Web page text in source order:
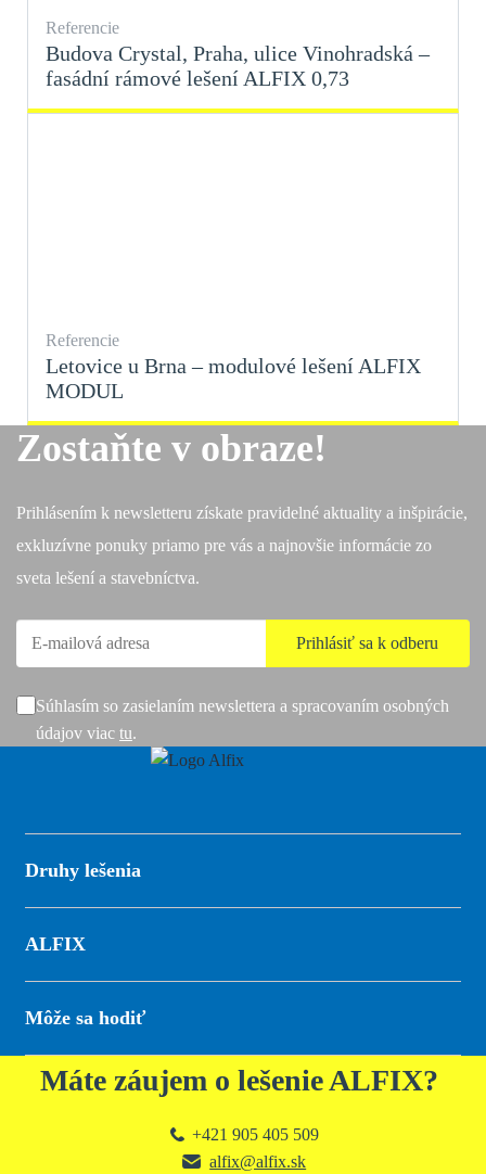
Referencie
Budova Crystal, Praha, ulice Vinohradská –
fasádní rámové lešení ALFIX 0,73
Referencie
Letovice u Brna – modulové lešení ALFIX
MODUL
Zostaňte v obraze!
Prihlásením k newsletteru získate pravidelné aktuality a inšpirácie,
exkluzívne ponuky priamo pre vás a najnovšie informácie zo
sveta lešení a stavebníctva.
Súhlasím so zasielaním newslettera a spracovaním osobných
údajov viac tu.
Druhy lešenia
ALFIX
Môže sa hodiť
Máte záujem o lešenie ALFIX?
+421 905 405 509
alfix@alfix.sk